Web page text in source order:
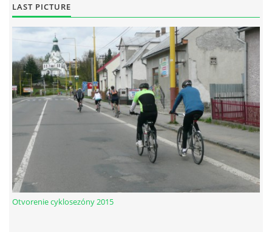
LAST PICTURE
Otvorenie cyklosezóny 2015